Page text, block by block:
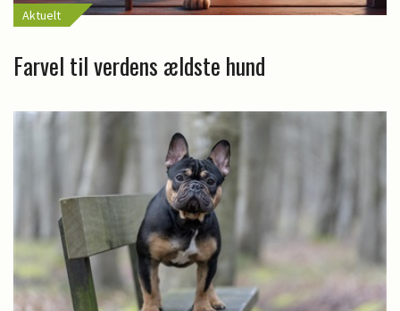
Aktuelt
Farvel til verdens ældste hund